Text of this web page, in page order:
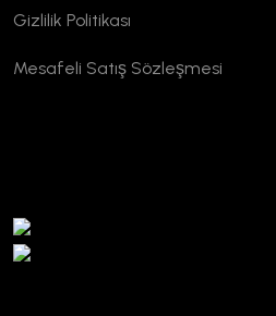
Gizlilik Politikası
Mesafeli Satış Sözleşmesi